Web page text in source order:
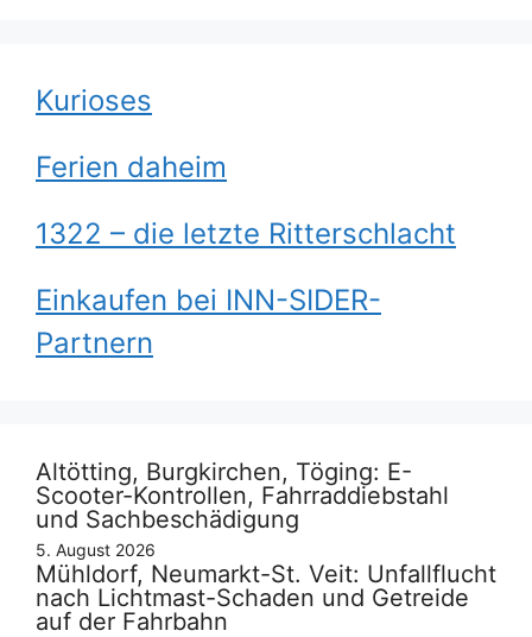
Kurioses
Ferien daheim
1322 – die letzte Ritterschlacht
Einkaufen bei INN-SIDER-
Partnern
Altötting, Burgkirchen, Töging: E-
Scooter-Kontrollen, Fahrraddiebstahl
und Sachbeschädigung
5. August 2026
Mühldorf, Neumarkt-St. Veit: Unfallflucht
nach Lichtmast-Schaden und Getreide
auf der Fahrbahn